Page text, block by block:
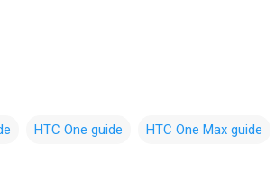
HTC One guide HTC One Max guide